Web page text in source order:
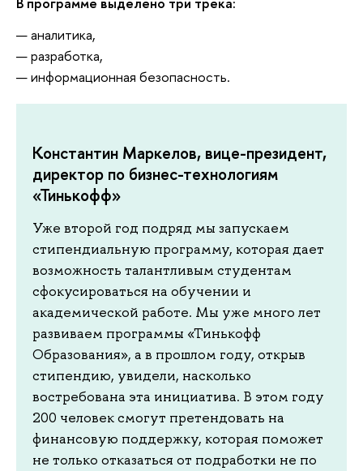
— аналитика,
— разработка,
— информационная безопасность.
Константин Маркелов, вице-президент,
директор по бизнес-технологиям
«Тинькофф»
Уже второй год подряд мы запускаем
стипендиальную программу, которая дает
возможность талантливым студентам
сфокусироваться на обучении и
академической работе. Мы уже много лет
развиваем программы «Тинькофф
Образования», а в прошлом году, открыв
стипендию, увидели, насколько
востребована эта инициатива. В этом году
200 человек смогут претендовать на
финансовую поддержку, которая поможет
не только отказаться от подработки не по